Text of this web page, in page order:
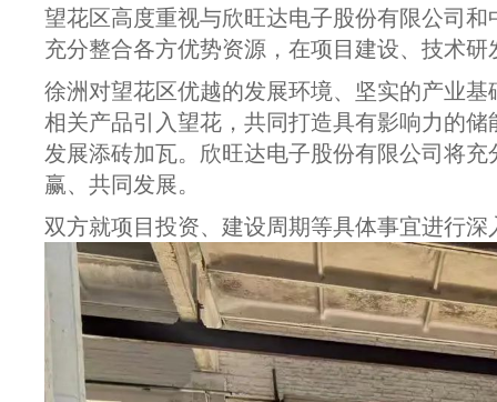
望花区高度重视与欣旺达电子股份有限公司
充分整合各方优势资源，在项目建设、技术
徐洲对望花区优越的发展环境、坚实的产业
相关产品引入望花，共同打造具有影响力的
发展添砖加瓦。欣旺达电子股份有限公司将
赢、共同发展。
双方就项目投资、建设周期等具体事宜进行